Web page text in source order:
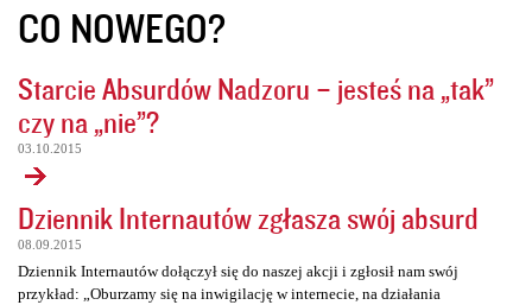
CO NOWEGO?
Starcie Absurdów Nadzoru – jesteś na „tak”
czy na „nie”?
03.10.2015
Dziennik Internautów zgłasza swój absurd
08.09.2015
Dziennik Internautów dołączył się do naszej akcji i zgłosił nam swój
przykład: „Oburzamy się na inwigilację w internecie, na działania